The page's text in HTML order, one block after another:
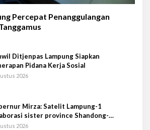
Percepat Penanggulangan
Ditjenpas Lampung Siapkan
Pidana Kerja Sosial
2026
Mirza: Satelit Lampung-1
sister province Shandong-
2026